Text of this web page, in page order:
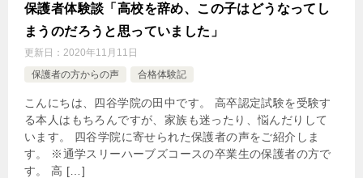
保護者体験談「高校を辞め、この子はどうなってし
まうのだろうと思っていました」
更新日： 2020年11月11日
保護者の方からの声
合格体験記
こんにちは、四谷学院の田中です。 高卒認定試験を受験す
る本人はもちろんですが、家族も迷ったり、悩んだりして
います。 四谷学院に寄せられた保護者の声をご紹介しま
す。 ※通学スリーハーブズコースの卒業生の保護者の方で
す。 高 […]